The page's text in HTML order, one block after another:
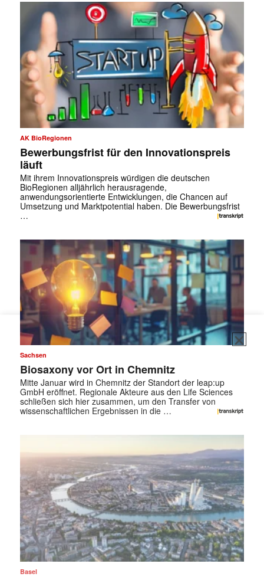
✕
AK BioRegionen
Bewerbungsfrist für den Innovationspreis
läuft
Mit ihrem Innovationspreis würdigen die deutschen
BioRegionen alljährlich herausragende,
anwendungsorientierte Entwicklungen, die Chancen auf
Umsetzung und Marktpotential haben. Die Bewerbungsfrist
…
Sachsen
Biosaxony vor Ort in Chemnitz
Mitte Januar wird in Chemnitz der Standort der leap:up
GmbH eröffnet. Regionale Akteure aus den Life Sciences
schließen sich hier zusammen, um den Transfer von
wissenschaftlichen Ergebnissen in die …
Basel